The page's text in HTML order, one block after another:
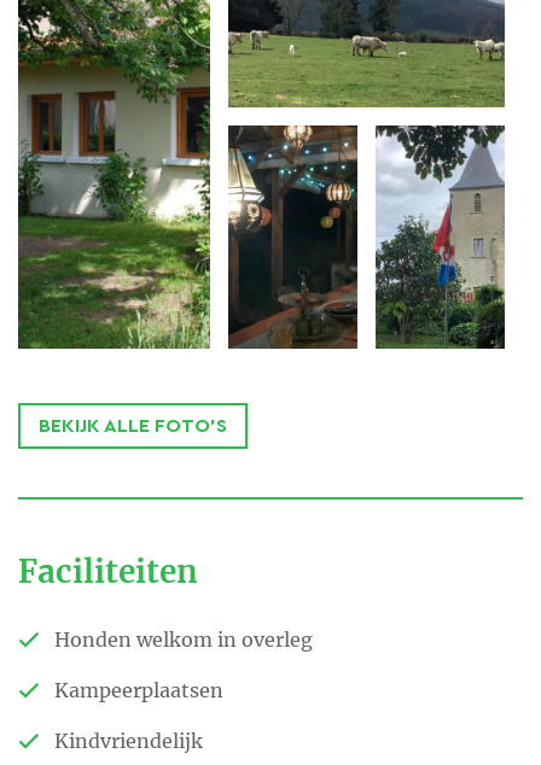
200).
In de open keuken kan je je eigen maaltijden
bereiden, maar je kan natuurlijk ook bij de table
d’hôtes aanschuiven, hoe lekker en gezellig is dat!
Je hebt een eigenterrasmet tuinset en barbecue,
met uitzicht op de bergen en het weiland van de
buren.
Natuurlijk mag je gebruik maken van het zwembad,
faciliteiten van het grote huis.
BEKIJK ALLE FOTO'S
Faciliteiten
Honden welkom in overleg
Kampeerplaatsen
Kindvriendelijk